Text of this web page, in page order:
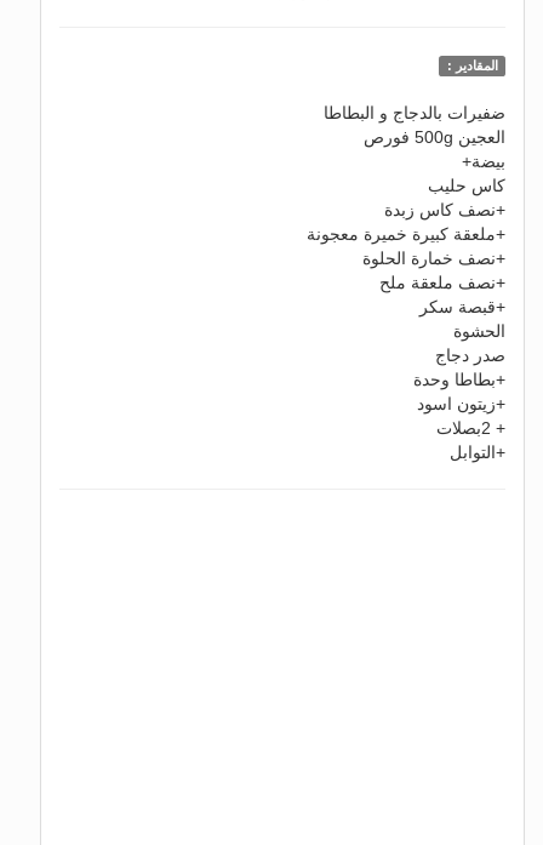
المقادير :
ضفيرات بالدجاج و البطاطا
العجين 500g فورص
بيضة+
كاس حليب
+نصف كاس زبدة
+ملعقة كبيرة خميرة معجونة
+نصف خمارة الحلوة
+نصف ملعقة ملح
+قبصة سكر
الحشوة
صدر دجاج
+بطاطا وحدة
+زيتون اسود
+ 2بصلات
+التوابل